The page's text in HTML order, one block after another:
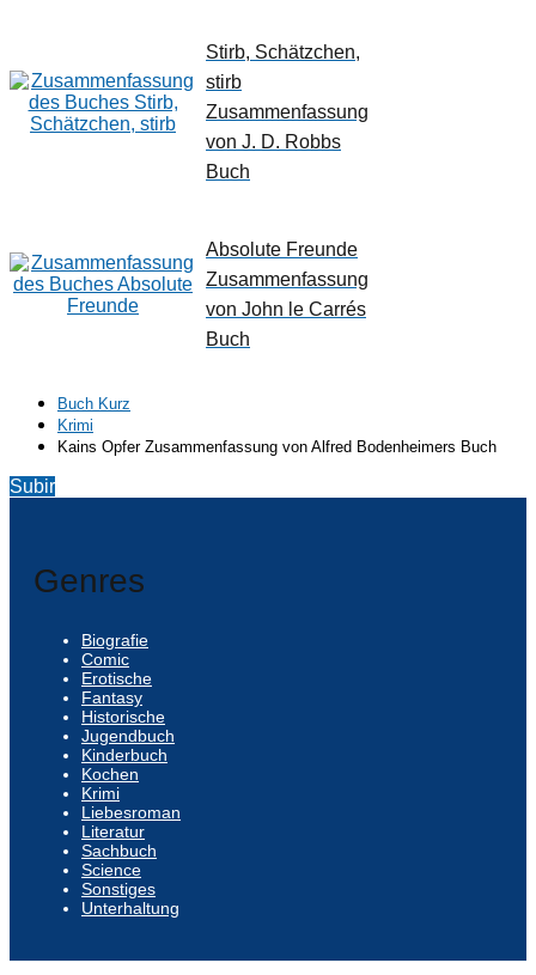
Stirb, Schätzchen,
stirb
Zusammenfassung
von J. D. Robbs
Buch
Absolute Freunde
Zusammenfassung
von John le Carrés
Buch
Buch Kurz
Krimi
Kains Opfer Zusammenfassung von Alfred Bodenheimers Buch
Subir
Genres
Biografie
Comic
Erotische
Fantasy
Historische
Jugendbuch
Kinderbuch
Kochen
Krimi
Liebesroman
Literatur
Sachbuch
Science
Sonstiges
Unterhaltung